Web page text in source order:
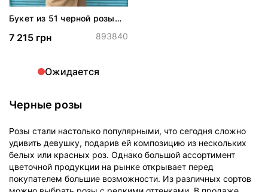
Букет из 51 черной розы
7 215 грн 893840
Ожидается
Черные розы
Розы стали настолько популярными, что сегодня сложно
удивить девушку, подарив ей композицию из нескольких
белых или красных роз. Однако большой ассортимент
цветочной продукции на рынке открывает перед
покупателем большие возможности. Из различных сортов